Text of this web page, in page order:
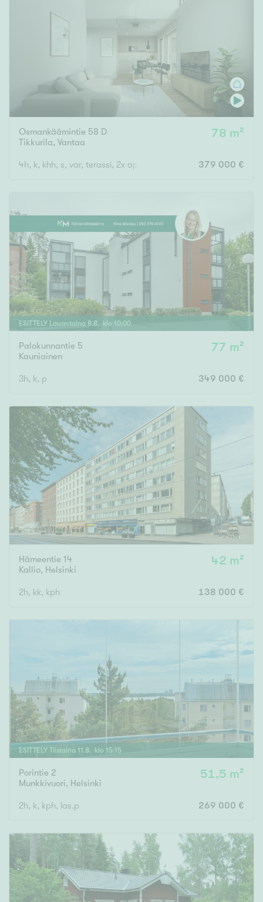
Osmankäämintie 58 D
Tikkurila, Vantaa
78 m²
4h, k, khh, s, var, terassi, 2x ap 379 000 €
ESITTELY Lauantaina 8.8. klo 10:00
Palokunnantie 5
Kauniainen
77 m²
3h, k, p 349 000 €
Hämeentie 14
Kallio, Helsinki
42 m²
2h, kk, kph 138 000 €
ESITTELY Tiistaina 11 .8. klo 15:15
Porintie 2
Munkkivuori, Helsinki
51,5 m²
2h, k, kph, las.p 269 000 €